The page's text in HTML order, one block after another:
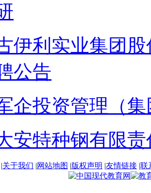
伊利实业集团
公告
企投资管理（
安特种钢有限
|关于我们 |网站地图 |版权声明 |友情链接 |联